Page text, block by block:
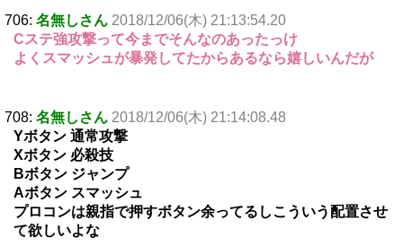
706: 名無しさん 2018/12/06(木) 21:13:54.20
Cステ強攻撃って今までそんなのあったっけ
よくスマッシュが暴発してたからあるなら嬉しいんだが
708: 名無しさん 2018/12/06(木) 21:14:08.48
Yボタン 通常攻撃
Xボタン 必殺技
Bボタン ジャンプ
Aボタン スマッシュ
プロコンは親指で押すボタン余ってるしこういう配置させ
て欲しいよな